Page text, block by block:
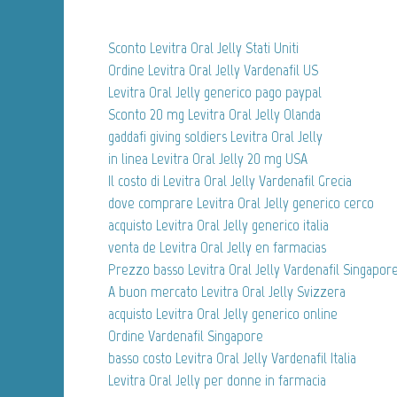
Sconto Levitra Oral Jelly Stati Uniti
Ordine Levitra Oral Jelly Vardenafil US
Levitra Oral Jelly generico pago paypal
Sconto 20 mg Levitra Oral Jelly Olanda
gaddafi giving soldiers Levitra Oral Jelly
in linea Levitra Oral Jelly 20 mg USA
Il costo di Levitra Oral Jelly Vardenafil Grecia
dove comprare Levitra Oral Jelly generico cerco
acquisto Levitra Oral Jelly generico italia
venta de Levitra Oral Jelly en farmacias
Prezzo basso Levitra Oral Jelly Vardenafil
A buon mercato Levitra Oral Jelly Svizzera
acquisto Levitra Oral Jelly generico online
Ordine Vardenafil Singapore
basso costo Levitra Oral Jelly Vardenafil Italia
Levitra Oral Jelly per donne in farmacia